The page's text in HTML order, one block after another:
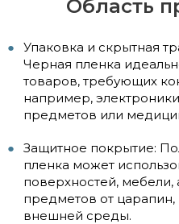
Область
Упаковка и скрытная
Черная пленка
товаров, требующих
например,
предметов или
Защитное покрытие:
пленка может
поверхностей,
предметов от
внешней среды.